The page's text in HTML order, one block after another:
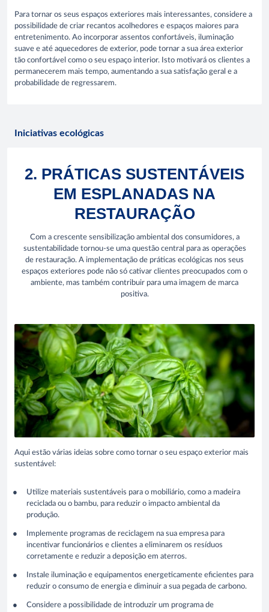
Para tornar os seus espaços exteriores mais interessantes, considere a
possibilidade de criar recantos acolhedores e espaços maiores para
entretenimento. Ao incorporar assentos confortáveis, iluminação
suave e até aquecedores de exterior, pode tornar a sua área exterior
tão confortável como o seu espaço interior. Isto motivará os clientes a
permanecerem mais tempo, aumentando a sua satisfação geral e a
probabilidade de regressarem.
Iniciativas ecológicas
2. PRÁTICAS SUSTENTÁVEIS
EM ESPLANADAS NA
RESTAURAÇÃO
Com a crescente sensibilização ambiental dos consumidores, a
sustentabilidade tornou-se uma questão central para as operações
de restauração. A implementação de práticas ecológicas nos seus
espaços exteriores pode não só cativar clientes preocupados com o
ambiente, mas também contribuir para uma imagem de marca
positiva.
Aqui estão várias ideias sobre como tornar o seu espaço exterior mais
sustentável:
Utilize materiais sustentáveis para o mobiliário, como a madeira
reciclada ou o bambu, para reduzir o impacto ambiental da
produção.
Implemente programas de reciclagem na sua empresa para
incentivar funcionários e clientes a eliminarem os resíduos
corretamente e reduzir a deposição em aterros.
Instale iluminação e equipamentos energeticamente eficientes para
reduzir o consumo de energia e diminuir a sua pegada de carbono.
Considere a possibilidade de introduzir um programa de